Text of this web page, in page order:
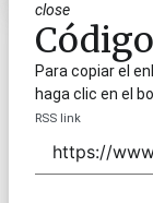
close
Para copiar el
haga clic en el
RSS link